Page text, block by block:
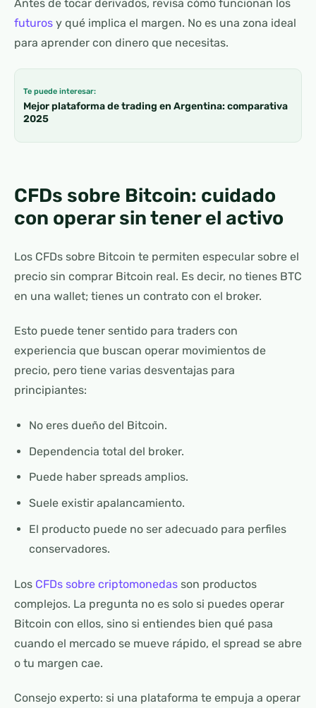
Antes de tocar derivados, revisa cómo funcionan los
futuros y qué implica el margen. No es una zona ideal
para aprender con dinero que necesitas.
Te puede interesar:
Mejor plataforma de trading en Argentina: comparativa
2025
CFDs sobre Bitcoin: cuidado
con operar sin tener el activo
Los CFDs sobre Bitcoin te permiten especular sobre el
precio sin comprar Bitcoin real. Es decir, no tienes BTC
en una wallet; tienes un contrato con el broker.
Esto puede tener sentido para traders con
experiencia que buscan operar movimientos de
precio, pero tiene varias desventajas para
principiantes:
No eres dueño del Bitcoin.
Dependencia total del broker.
Puede haber spreads amplios.
Suele existir apalancamiento.
El producto puede no ser adecuado para perfiles
conservadores.
Los CFDs sobre criptomonedas son productos
complejos. La pregunta no es solo si puedes operar
Bitcoin con ellos, sino si entiendes bien qué pasa
cuando el mercado se mueve rápido, el spread se abre
o tu margen cae.
Consejo experto: si una plataforma te empuja a operar